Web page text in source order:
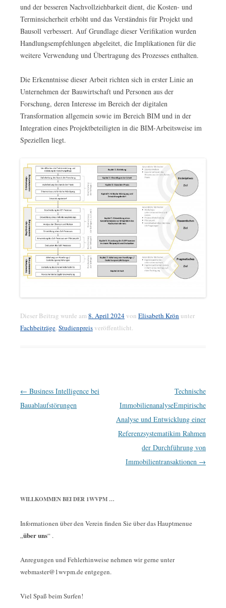
und der besseren Nachvollziehbarkeit dient, die Kosten- und
Terminsicherheit erhöht und das Verständnis für Projekt und
Bausoll verbessert. Auf Grundlage dieser Verifikation wurden
Handlungsempfehlungen abgeleitet, die Implikationen für die
weitere Verwendung und Übertragung des Prozesses enthalten.
Die Erkenntnisse dieser Arbeit richten sich in erster Linie an
Unternehmen der Bauwirtschaft und Personen aus der
Forschung, deren Interesse im Bereich der digitalen
Transformation allgemein sowie im Bereich BIM und in der
Integration eines Projektbeteiligten in die BIM-Arbeitsweise im
Speziellen liegt.
Dieser Beitrag wurde am8. April 2024 von Elisabeth Krön unter
Fachbeiträge, Studienpreis veröffentlicht.
Beitrags-
Navigation
← Business Intelligence bei
Bauablaufstörungen
Technische
ImmobilienanalyseEmpirische
Analyse und Entwicklung einer
Referenzsystematikim Rahmen
der Durchführung von
Immobilientransaktionen →
WILLKOMMEN BEI DER 1WVPM …
Informationen über den Verein finden Sie über das Hauptmenue
„über uns“ .
Anregungen und Fehlerhinweise nehmen wir gerne unter
webmaster@1wvpm.de entgegen.
Viel Spaß beim Surfen!